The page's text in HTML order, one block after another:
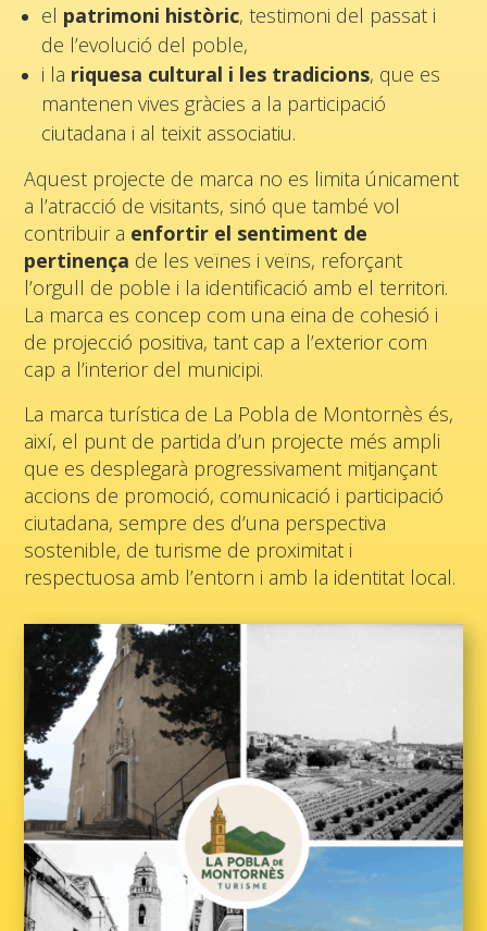
el patrimoni històric, testimoni del passat i
de l’evolució del poble,
i la riquesa cultural i les tradicions, que es
mantenen vives gràcies a la participació
ciutadana i al teixit associatiu.
Aquest projecte de marca no es limita únicament
a l’atracció de visitants, sinó que també vol
contribuir a enfortir el sentiment de
pertinença de les veïnes i veïns, reforçant
l’orgull de poble i la identificació amb el territori.
La marca es concep com una eina de cohesió i
de projecció positiva, tant cap a l’exterior com
cap a l’interior del municipi.
La marca turística de La Pobla de Montornès és,
així, el punt de partida d’un projecte més ampli
que es desplegarà progressivament mitjançant
accions de promoció, comunicació i participació
ciutadana, sempre des d’una perspectiva
sostenible, de turisme de proximitat i
respectuosa amb l’entorn i amb la identitat local.